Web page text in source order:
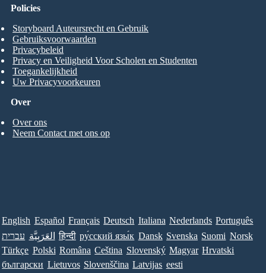
Over
Over ons
Neem Contact met ons op
Policies
Storyboard Auteursrecht en Gebruik
Gebruiksvoorwaarden
Privacybeleid
Privacy en Veiligheid Voor Scholen en Studenten
Toegankelijkheid
Uw Privacyvoorkeuren
English Español Français Deutsch Italiana Nederlands Português
עברית العَرَبِيَّة हिन्दी ру́сский язы́к Dansk Svenska Suomi Norsk
Türkçe Polski Româna Ceština Slovenský Magyar Hrvatski
български Lietuvos Slovenščina Latvijas eesti